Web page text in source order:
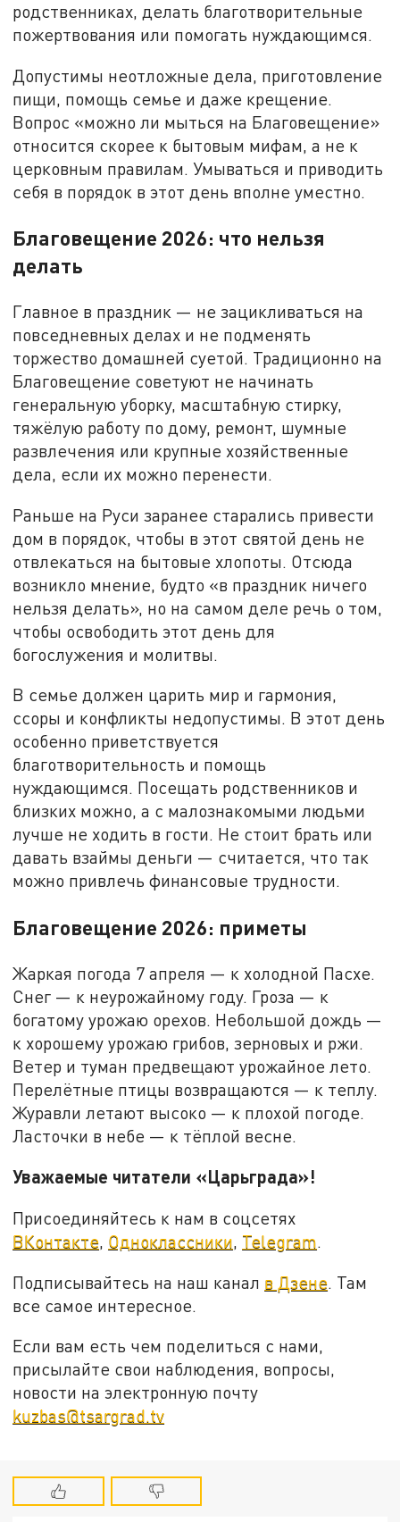
родственниках, делать благотворительные
пожертвования или помогать нуждающимся.
Допустимы неотложные дела, приготовление
пищи, помощь семье и даже крещение.
Вопрос «можно ли мыться на Благовещение»
относится скорее к бытовым мифам, а не к
церковным правилам. Умываться и приводить
себя в порядок в этот день вполне уместно.
Благовещение 2026: что нельзя
делать
Главное в праздник — не зацикливаться на
повседневных делах и не подменять
торжество домашней суетой. Традиционно на
Благовещение советуют не начинать
генеральную уборку, масштабную стирку,
тяжёлую работу по дому, ремонт, шумные
развлечения или крупные хозяйственные
дела, если их можно перенести.
Раньше на Руси заранее старались привести
дом в порядок, чтобы в этот святой день не
отвлекаться на бытовые хлопоты. Отсюда
возникло мнение, будто «в праздник ничего
нельзя делать», но на самом деле речь о том,
чтобы освободить этот день для
богослужения и молитвы.
В семье должен царить мир и гармония,
ссоры и конфликты недопустимы. В этот день
особенно приветствуется
благотворительность и помощь
нуждающимся. Посещать родственников и
близких можно, а с малознакомыми людьми
лучше не ходить в гости. Не стоит брать или
давать взаймы деньги — считается, что так
можно привлечь финансовые трудности.
Благовещение 2026: приметы
Жаркая погода 7 апреля — к холодной Пасхе.
Снег — к неурожайному году. Гроза — к
богатому урожаю орехов. Небольшой дождь —
к хорошему урожаю грибов, зерновых и ржи.
Ветер и туман предвещают урожайное лето.
Перелётные птицы возвращаются — к теплу.
Журавли летают высоко — к плохой погоде.
Ласточки в небе — к тёплой весне.
Уважаемые читатели «Царьграда»!
Присоединяйтесь к нам в соцсетях
ВКонтакте, Одноклассники, Telegram.
Подписывайтесь на наш канал в Дзене . Там
все самое интересное.
Если вам есть чем поделиться с нами,
присылайте свои наблюдения, вопросы,
новости на электронную почту
kuzbas@tsargrad.tv